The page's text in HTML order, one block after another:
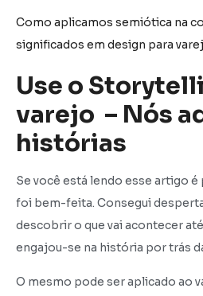
Como aplicamos semiótica na
significados em design para
Use o
varejo – Nós
histórias
Se você está lendo esse artigo é
foi bem-feita. Consegui
descobrir o que vai acontecer
engajou-se na história por trás
O mesmo pode ser aplicado ao